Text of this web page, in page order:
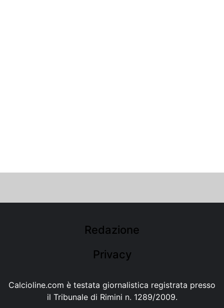
Redazione
Privacy
Calcioline.com è testata giornalistica registrata presso
il Tribunale di Rimini n. 1289/2009.